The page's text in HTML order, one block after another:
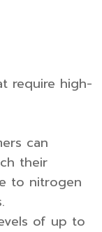
require high-
can
their
to nitrogen
of up to